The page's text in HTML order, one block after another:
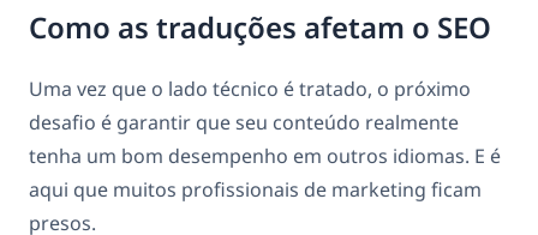
Como as traduções afetam o SEO
Uma vez que o lado técnico é tratado, o próximo
desafio é garantir que seu conteúdo realmente
tenha um bom desempenho em outros idiomas. E é
aqui que muitos profissionais de marketing ficam
presos.